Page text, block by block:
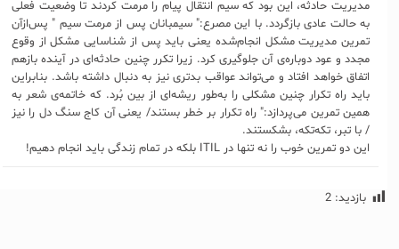
مدیریت حادثه، این بود که سیم انتقال پیام را مرمت کردند تا وضعیت فعلی
به حالت عادی بازگردد. با این مصرع:" سیمبانان پس از مرمت سیم " پس‌ازآن
تمرین مدیریت مشکل انجام‌شده یعنی باید پس از شناسایی مشکل از وقوع
مجدد و عود دوباره‌ی آن جلوگیری کرد. زیرا تکرر چنین حادثه‌ای در آینده بازهم
اتفاق خواهد افتاد و می‌تواند عواقب بدتری نیز به دنبال داشته باشد. بنابراین
باید راه تکرار چنین مشکلی را به‌طور ریشه‌ای از بین بُرد. که خاتمه‌ی شعر به
همین تمرین می‌پردازد:" راه تکرار بر خطر بستند/ یعنی آن کاج سنگ دل را نیز
/ با تبر، تکه‌تکه، بشکستند.
این دو تمرین خوب را نه تنها در ITIL‌ بلکه در تمام زندگی باید انجام دهیم!
بازدید: 2